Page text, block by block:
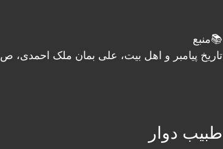
📚منبع
تاریخ پیامبر و اهل بیت، علی بمان ملک احمدی، ص ۷۴،75،76
طبیب دوار